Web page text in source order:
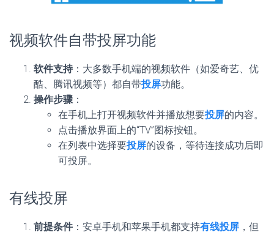
视频软件自带投屏功能
软件支持：大多数手机端的视频软件（如爱奇艺、优
酷、腾讯视频等）都自带投屏功能。
操作步骤：
在手机上打开视频软件并播放想要投屏的内容。
点击播放界面上的“TV”图标按钮。
在列表中选择要投屏的设备，等待连接成功后即
可投屏。
有线投屏
前提条件：安卓手机和苹果手机都支持有线投屏 ，但